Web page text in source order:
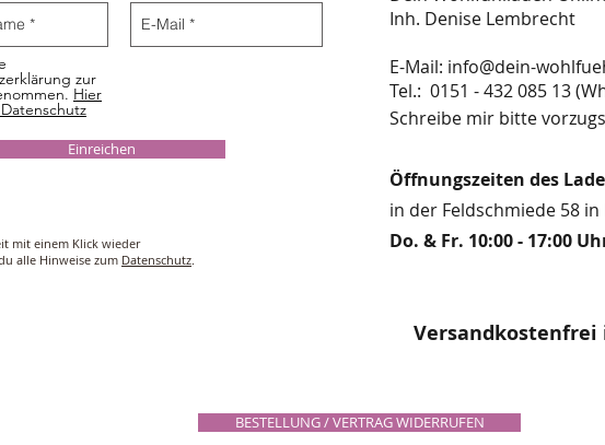
zur
Hier
Einreichen
mit einem Klick wieder
alle Hinweise zum Datenschutz.
Inh. Denise Lembrecht
E-Mail: info@dein-
​​​​​​​​​​​​​​​​​​​​Tel.: 0151 - 432 085 13
Schreibe mir bitte
Öffnungszeiten des
in der Feldschmiede 58 in
Do. & Fr. 10:00 - 17:00
BESTELLUNG / VERTRAG WIDERRUFEN